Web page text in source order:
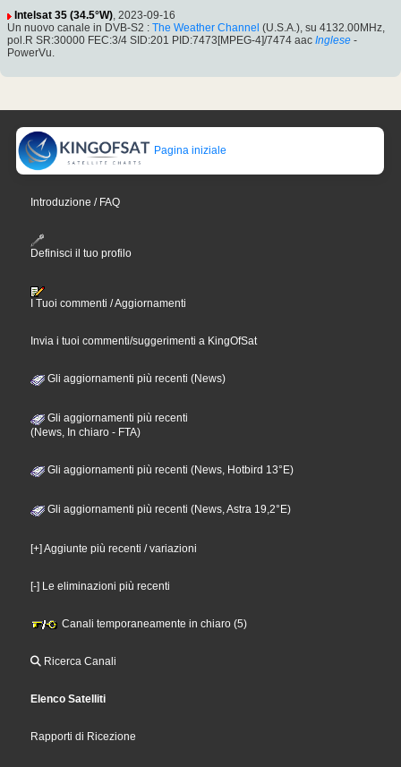
Intelsat 35 (34.5°W), 2023-09-16
Un nuovo canale in DVB-S2 : The Weather Channel (U.S.A.), su 4132.00MHz,
pol.R SR:30000 FEC:3/4 SID:201 PID:7473[MPEG-4]/7474 aac Inglese -
PowerVu.
Pagina iniziale
Introduzione / FAQ
Definisci il tuo profilo
I Tuoi commenti / Aggiornamenti
Invia i tuoi commenti/suggerimenti a KingOfSat
Gli aggiornamenti più recenti (News)
Gli aggiornamenti più recenti
(News, In chiaro - FTA)
Gli aggiornamenti più recenti (News, Hotbird 13°E)
Gli aggiornamenti più recenti (News, Astra 19,2°E)
[+] Aggiunte più recenti / variazioni
[-] Le eliminazioni più recenti
Canali temporaneamente in chiaro (5)
Ricerca Canali
Elenco Satelliti
Rapporti di Ricezione